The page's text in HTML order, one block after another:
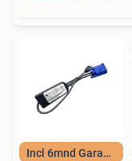
Incl 6mnd Garantie